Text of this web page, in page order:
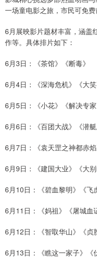
一场童电影之旅，市民可免费
6月展映影片题材丰富，涵盖
作等。具体排片如下：
6月3日：《茶馆》《断毒》
6月4日：《深海危机》《大笑
6月5日：《小花》《解决专家
6月6日：《百团大战》《潜艇
6月7日：《袁天罡之神都赤
6月9日：《建国大业》《大别
6月10日：《碧血黎明》《飞
6月11日：《妈祖》《屠城血
6月12日：《智取华山》《贞
6月13日：《瞧这一家子》《